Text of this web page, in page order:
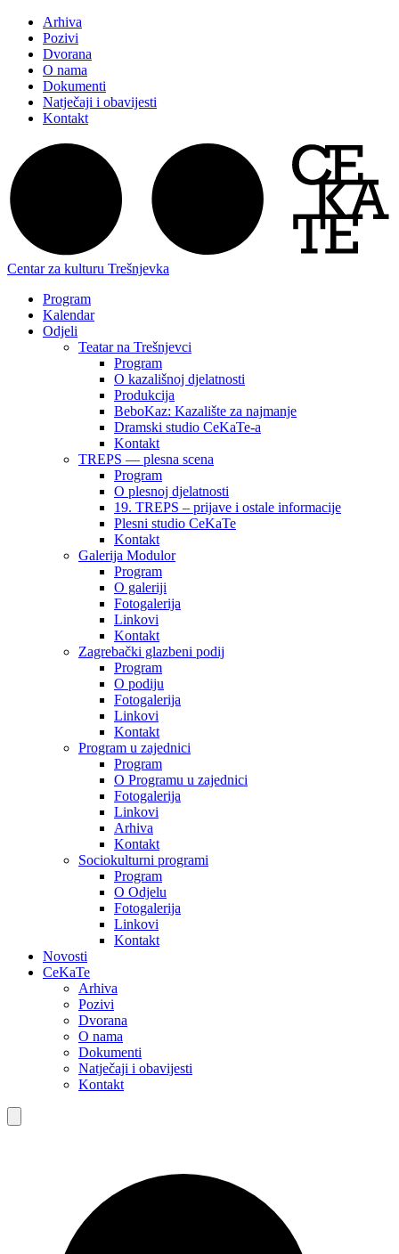
Arhiva
Pozivi
Dvorana
O nama
Dokumenti
Natječaji i obavijesti
Kontakt
Centar za kulturu Trešnjevka
Program
Kalendar
Odjeli
Teatar na Trešnjevci
Program
O kazališnoj djelatnosti
Produkcija
BeboKaz: Kazalište za najmanje
Dramski studio CeKaTe-a
Kontakt
TREPS — plesna scena
Program
O plesnoj djelatnosti
19. TREPS – prijave i ostale informacije
Plesni studio CeKaTe
Kontakt
Galerija Modulor
Program
O galeriji
Fotogalerija
Linkovi
Kontakt
Zagrebački glazbeni podij
Program
O podiju
Fotogalerija
Linkovi
Kontakt
Program u zajednici
Program
O Programu u zajednici
Fotogalerija
Linkovi
Arhiva
Kontakt
Sociokulturni programi
Program
O Odjelu
Fotogalerija
Linkovi
Kontakt
Novosti
CeKaTe
Arhiva
Pozivi
Dvorana
O nama
Dokumenti
Natječaji i obavijesti
Kontakt